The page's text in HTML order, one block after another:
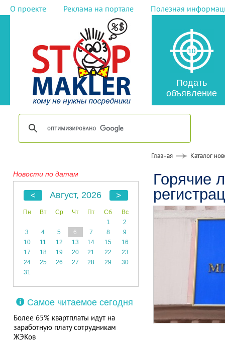
О проекте Реклама на портале Полезная
Подать
объявление
Главная Каталог
Новости по датам
Август, 2026
Пн Вт Ср Чт Пт Сб
Вс
1
2
3
4 5 6 7 8
9
10
11 12 13 14 15
16
17
18 19 20 21 22
23
24
25 26 27 28 29
30
31
Самое читаемое сегодня
Более 65% квартплаты идут на
заработную плату сотрудникам
ЖЭКов
Горячие